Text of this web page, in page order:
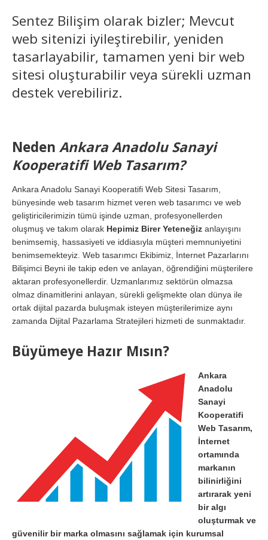
Sentez Bilişim olarak bizler; Mevcut
web sitenizi iyileştirebilir, yeniden
tasarlayabilir, tamamen yeni bir web
sitesi oluşturabilir veya sürekli uzman
destek verebiliriz.
Neden Ankara Anadolu Sanayi
Kooperatifi Web Tasarım?
Ankara Anadolu Sanayi Kooperatifi Web Sitesi Tasarım,
bünyesinde web tasarım hizmet veren web tasarımcı ve web
geliştiricilerimizin tümü işinde uzman, profesyonellerden
oluşmuş ve takım olarak Hepimiz Birer Yeteneğiz anlayışını
benimsemiş, hassasiyeti ve iddiasıyla müşteri memnuniyetini
benimsemekteyiz. Web tasarımcı Ekibimiz, İnternet Pazarlarını
Bilişimci Beyni ile takip eden ve anlayan, öğrendiğini müşterilere
aktaran profesyonellerdir. Uzmanlarımız sektörün olmazsa
olmaz dinamitlerini anlayan, sürekli gelişmekte olan dünya ile
ortak dijital pazarda buluşmak isteyen müşterilerimize aynı
zamanda Dijital Pazarlama Stratejileri hizmeti de sunmaktadır.
Büyümeye Hazır Mısın?
Ankara
Anadolu
Sanayi
Kooperatifi
Web Tasarım,
İnternet
ortamında
markanın
bilinirliğini
artırarak yeni
bir algı
oluşturmak ve
güvenilir bir marka olmasını sağlamak için kurumsal